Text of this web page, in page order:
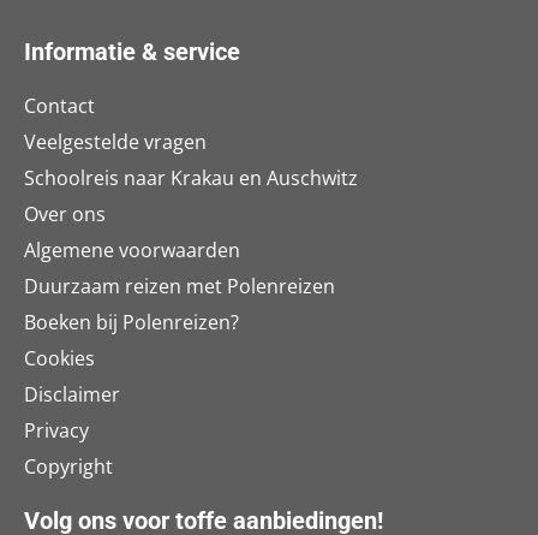
Informatie & service
Contact
Veelgestelde vragen
Schoolreis naar Krakau en Auschwitz
Over ons
Algemene voorwaarden
Duurzaam reizen met Polenreizen
Boeken bij Polenreizen?
Cookies
Disclaimer
Privacy
Copyright
Volg ons voor toffe aanbiedingen!